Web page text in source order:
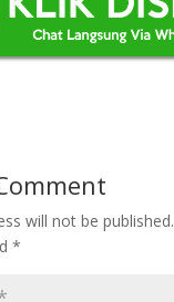
will not be published.
*